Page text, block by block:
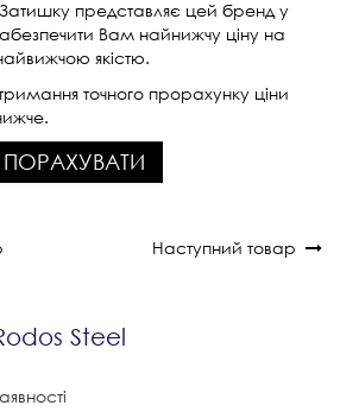
представляє цей бренд у
Вам найнижчу ціну на
якістю.
точного прорахунку ціни
ПОРАХУВАТИ
Наступний товар
Steel